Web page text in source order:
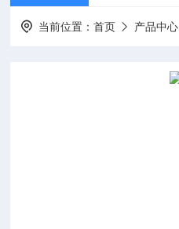
当前位置：首页 产品中心